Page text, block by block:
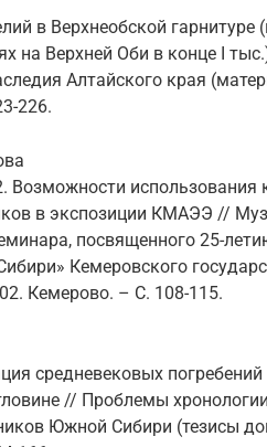
в Верхнеобской гарнитуре
на Верхней Оби в конце I
Алтайского края
226.
Возможности использования
в экспозиции КМАЭЭ //
посвященного 25-
Кемеровского
Кемерово. – С. 108-115.
средневековых
// Проблемы
Южной Сибири (тезисы